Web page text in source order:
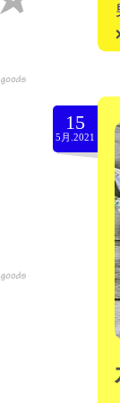
15
5月.2021